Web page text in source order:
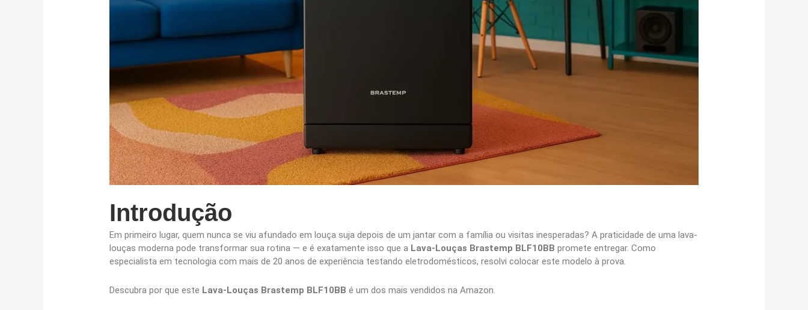
Introdução
Em primeiro lugar, quem nunca se viu afundado em louça suja depois de um jantar com a família ou visitas inesperadas? A praticidade de uma lava-
louças moderna pode transformar sua rotina — e é exatamente isso que a Lava-Louças Brastemp BLF10BB promete entregar. Como
especialista em tecnologia com mais de 20 anos de experiência testando eletrodomésticos, resolvi colocar este modelo à prova.
Descubra por que este Lava-Louças Brastemp BLF10BB é um dos mais vendidos na Amazon.